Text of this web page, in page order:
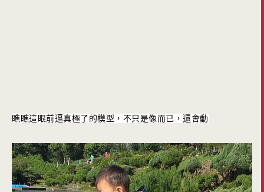
瞧瞧這眼前逼真極了的模型，不只是像而已，還會動